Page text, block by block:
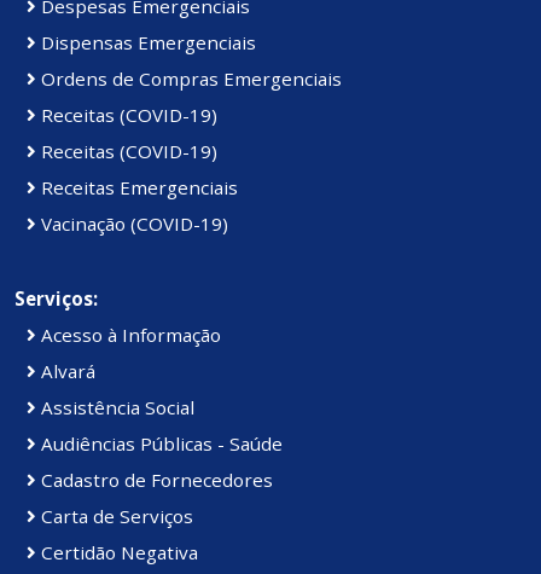
Despesas Emergenciais
Dispensas Emergenciais
Ordens de Compras Emergenciais
Receitas (COVID-19)
Receitas (COVID-19)
Receitas Emergenciais
Vacinação (COVID-19)
Serviços:
Acesso à Informação
Alvará
Assistência Social
Audiências Públicas - Saúde
Cadastro de Fornecedores
Carta de Serviços
Certidão Negativa